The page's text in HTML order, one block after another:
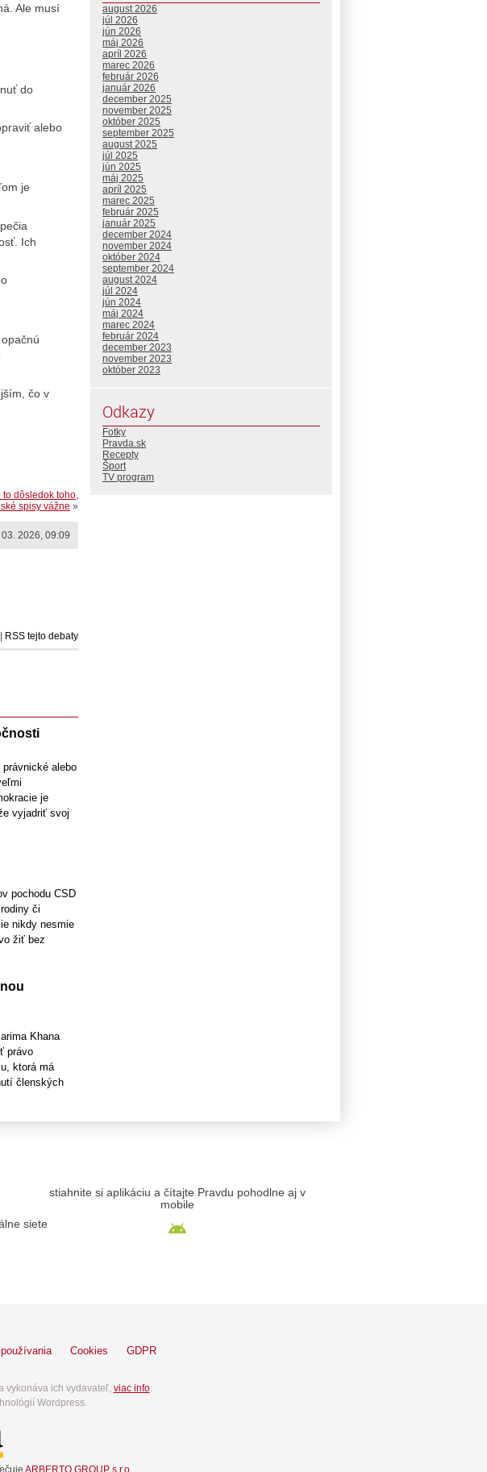
Ale musí
do
alebo
je
Ich
čo v
to dôsledok toho,
spisy vážne »
2026, 09:09
RSS tejto debaty
alebo
je
vyjadriť svoj
pochodu CSD
či
nikdy nesmie
žiť bez
Khana
právo
ktorá má
členských
august 2026
júl 2026
jún 2026
máj 2026
apríl 2026
marec 2026
február 2026
január 2026
december 2025
november 2025
október 2025
september 2025
august 2025
júl 2025
jún 2025
máj 2025
apríl 2025
marec 2025
február 2025
január 2025
december 2024
november 2024
október 2024
september 2024
august 2024
júl 2024
jún 2024
máj 2024
marec 2024
február 2024
december 2023
november 2023
október 2023
Odkazy
Fotky
Pravda.sk
Recepty
Šport
TV program
siete
stiahnite si aplikáciu a čítajte Pravdu pohodlne aj v
mobile
Cookies GDPR
vykonáva ich vydavateľ, viac info.
Wordpress.
ARBERTO GROUP s.r.o.